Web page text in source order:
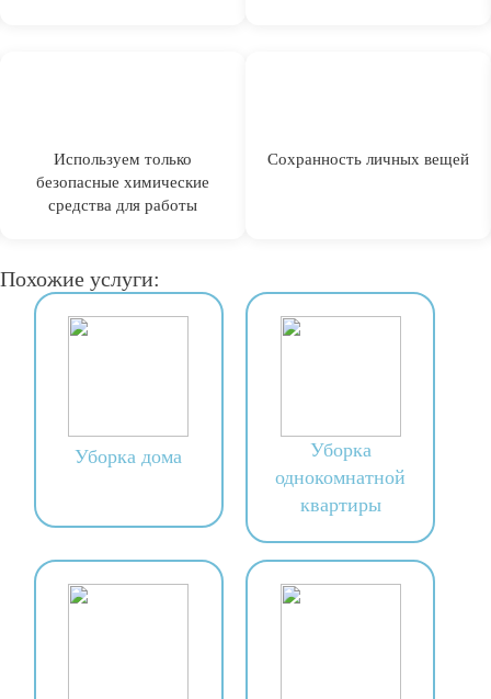
Используем только
безопасные химические
средства для работы
Сохранность личных вещей
Похожие услуги:
Уборка дома
Уборка
однокомнатной
квартиры